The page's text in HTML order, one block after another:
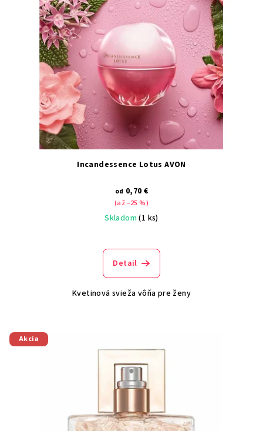
Incandessence Lotus AVON
od 0,70 €
(až –25 %)
Skladom(1 ks)
Detail
Kvetinová svieža vôňa pre ženy
Akcia